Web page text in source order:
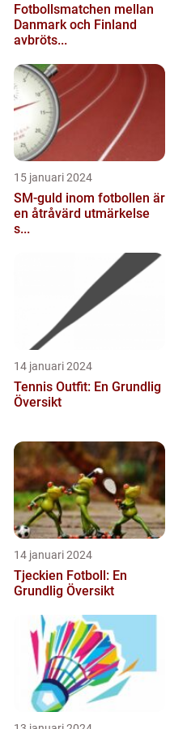
Fotbollsmatchen mellan
Danmark och Finland
avbröts...
15 januari 2024
SM-guld inom fotbollen är
en åtråvärd utmärkelse
s...
14 januari 2024
Tennis Outfit: En Grundlig
Översikt
14 januari 2024
Tjeckien Fotboll: En
Grundlig Översikt